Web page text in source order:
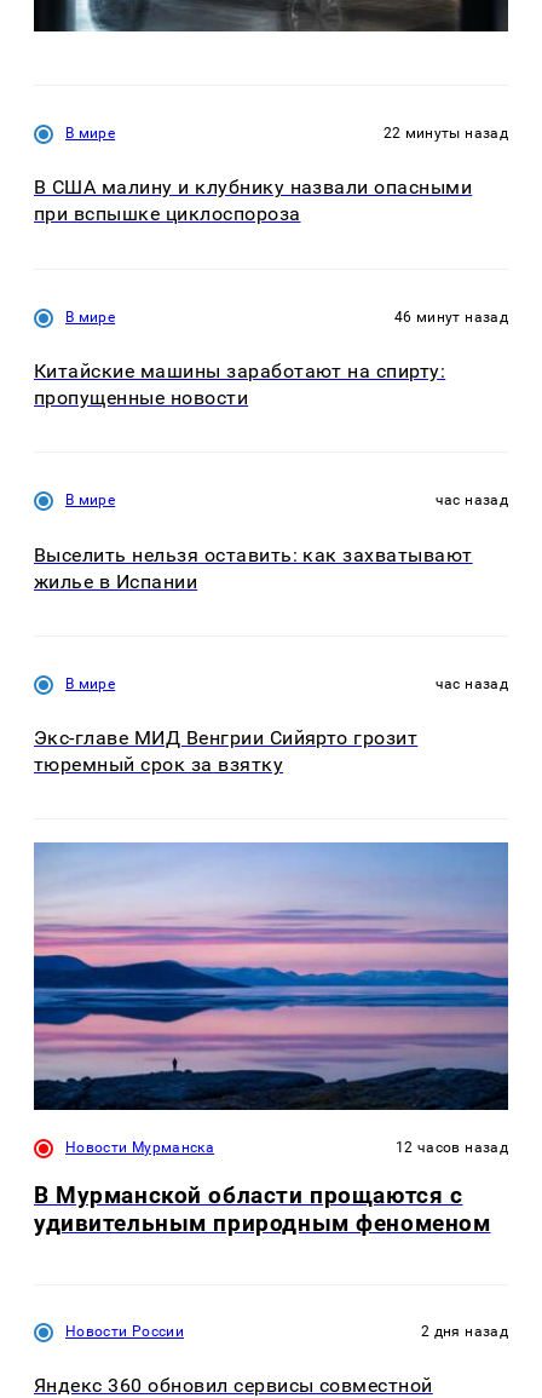
В мире 22 минуты назад
В США малину и клубнику назвали опасными
при вспышке циклоспороза
В мире 46 минут назад
Китайские машины заработают на спирту:
пропущенные новости
В мире час назад
Выселить нельзя оставить: как захватывают
жилье в Испании
В мире час назад
Экс-главе МИД Венгрии Сийярто грозит
тюремный срок за взятку
Новости Мурманска 12 часов назад
В Мурманской области прощаются с
удивительным природным феноменом
Новости России 2 дня назад
Яндекс 360 обновил сервисы совместной